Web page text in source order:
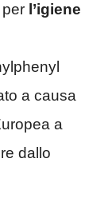
l’igiene
a causa
a
dallo